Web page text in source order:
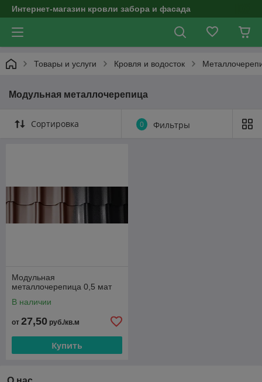
Интернет-магазин кровли забора и фасада
Товары и услуги Кровля и водосток
Модульная металлочерепица
Сортировка 0 Фильтры
Модульная
металлочерепица 0,5 мат
В наличии
от 27,50 руб./кв.м
Купить